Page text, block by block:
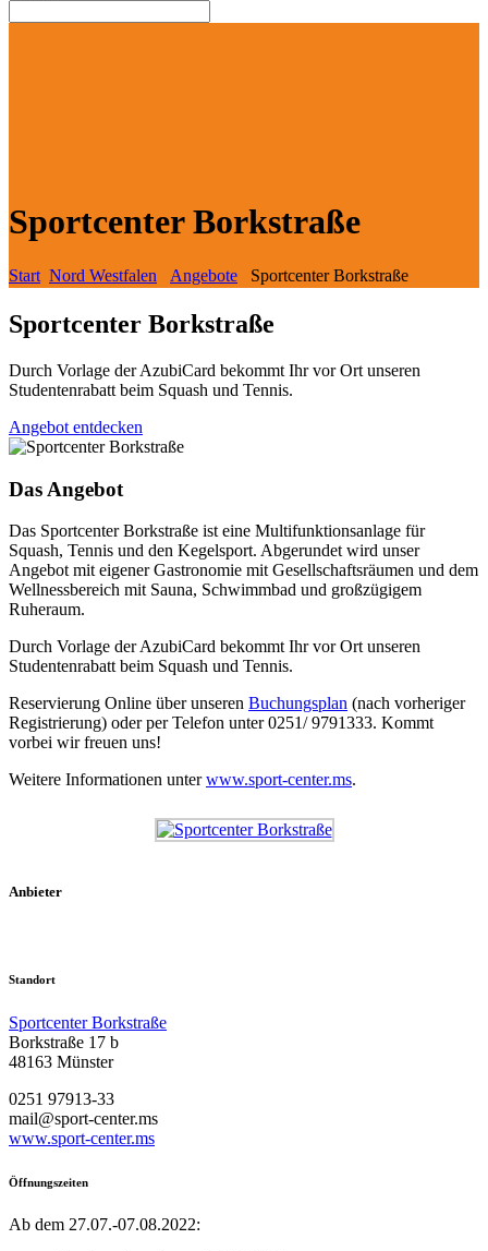
Sportcenter Borkstraße
Start Nord Westfalen Angebote Sportcenter Borkstraße
Sportcenter Borkstraße
Durch Vorlage der AzubiCard bekommt Ihr vor Ort unseren
Studentenrabatt beim Squash und Tennis.
Angebot entdecken
Das Angebot
Das Sportcenter Borkstraße ist eine Multifunktionsanlage für
Squash, Tennis und den Kegelsport. Abgerundet wird unser
Angebot mit eigener Gastronomie mit Gesellschaftsräumen und dem
Wellnessbereich mit Sauna, Schwimmbad und großzügigem
Ruheraum.
Durch Vorlage der AzubiCard bekommt Ihr vor Ort unseren
Studentenrabatt beim Squash und Tennis.
Reservierung Online über unseren Buchungsplan (nach vorheriger
Registrierung) oder per Telefon unter 0251/ 9791333. Kommt
vorbei wir freuen uns!
Weitere Informationen unterwww.sport-center.ms.
Anbieter
Standort
Sportcenter Borkstraße
Borkstraße 17 b
48163 Münster
0251 97913-33
mail@sport-center.ms
www.sport-center.ms
Öffnungszeiten
Ab dem 27.07.-07.08.2022: